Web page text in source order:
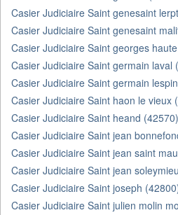
Casier Judiciaire Saint genesaint
Casier Judiciaire Saint genesaint
Casier Judiciaire Saint georges
Casier Judiciaire Saint germain laval
Casier Judiciaire Saint germain
Casier Judiciaire Saint haon le vieux
Casier Judiciaire Saint heand (42570)
Casier Judiciaire Saint jean
Casier Judiciaire Saint jean saint
Casier Judiciaire Saint jean
Casier Judiciaire Saint joseph
Casier Judiciaire Saint julien molin